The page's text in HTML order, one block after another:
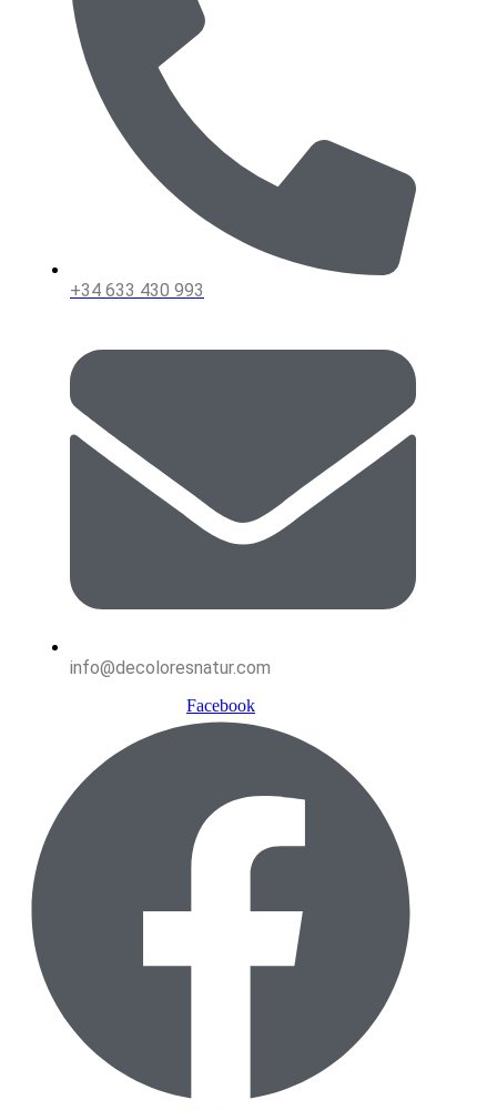
+34 633 430 993
info@decoloresnatur.com
Facebook